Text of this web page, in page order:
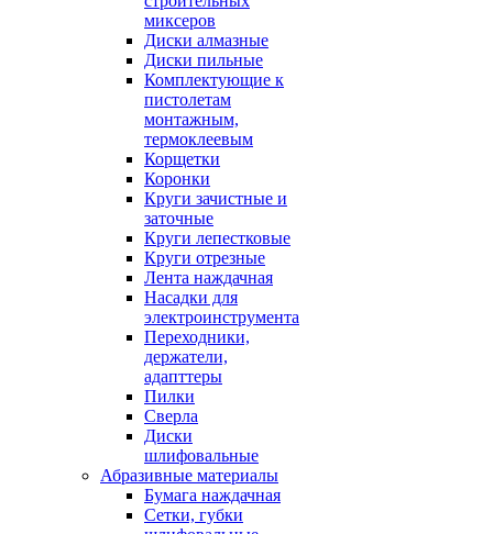
миксеров
Диски алмазные
Диски пильные
Комплектующие к
пистолетам
монтажным,
термоклеевым
Корщетки
Коронки
Круги зачистные и
заточные
Круги лепестковые
Круги отрезные
Лента наждачная
Насадки для
электроинструмента
Переходники,
держатели,
адапттеры
Пилки
Сверла
Диски
шлифовальные
Абразивные материалы
Бумага наждачная
Сетки, губки